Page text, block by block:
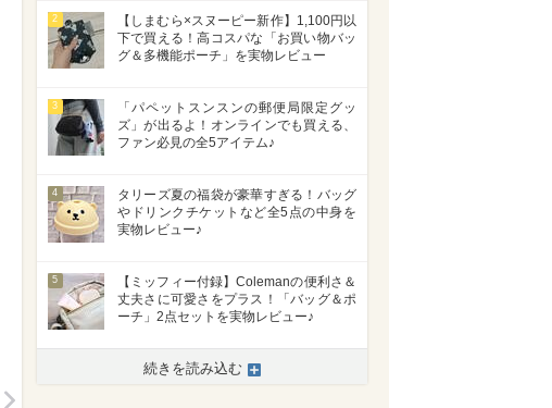
2
【しまむら×スヌーピー新作】1,100円以
下で買える！高コスパな「お買い物バッ
グ＆多機能ポーチ」を実物レビュー
3
「パペットスンスンの郵便局限定グッ
ズ」が出るよ！オンラインでも買える、
ファン必見の全5アイテム♪
4
タリーズ夏の福袋が豪華すぎる！バッグ
やドリンクチケットなど全5点の中身を
実物レビュー♪
5
【ミッフィー付録】Colemanの便利さ＆
丈夫さに可愛さをプラス！「バッグ＆ポ
ーチ」2点セットを実物レビュー♪
続きを読み込む